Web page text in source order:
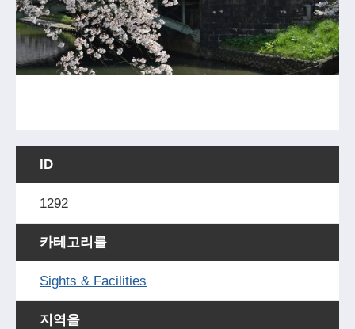
ID
1292
카테고리를
Sights & Facilities
지역을